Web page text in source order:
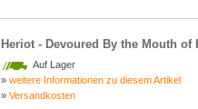
Heriot - Devoured By the Mouth of
Auf Lager
» weitere Informationen zu diesem Artikel
» Versandkosten